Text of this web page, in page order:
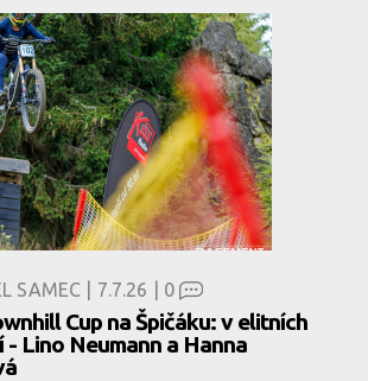
SAMEC | 7.7.26 | 0
Cup na Špičáku: v elitních
Lino Neumann a Hanna